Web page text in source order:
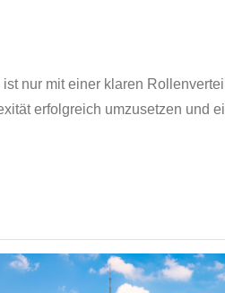
nur mit einer klaren
erfolgreich umzusetzen und